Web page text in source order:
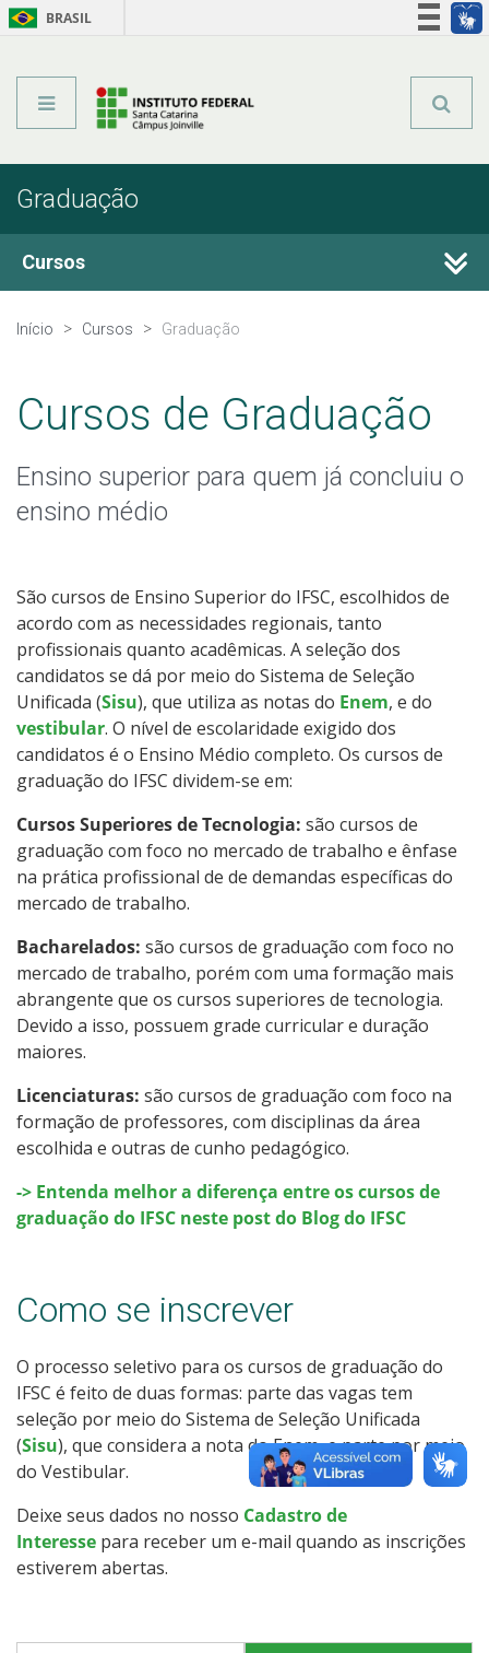
BRASIL
Graduação
Cursos
Técnicos Integrados
Técnicos Subsequentes
Qualificação Profissional e Idiomas
Especialização
Educação a Distância
Todos os cursos
Processo de Inscrição
Resultados
Resultados Vagas Remanescentes
Como posso estudar no IFSC?
Calendário de inscrições
Processos Seletivos
Inscrições e acompanhamento
Vagas em Regime Especial
Provas e Gabaritos
Estatísticas dos Processos Seletivos
Início Cursos Graduação
Cursos de Graduação
Ensino superior para quem já concluiu o
ensino médio
São cursos de Ensino Superior do IFSC, escolhidos de
acordo com as necessidades regionais, tanto
profissionais quanto acadêmicas. A seleção dos
candidatos se dá por meio do Sistema de Seleção
Unificada (Sisu), que utiliza as notas do Enem, e do
vestibular. O nível de escolaridade exigido dos
candidatos é o Ensino Médio completo. Os cursos de
graduação do IFSC dividem-se em:
Cursos Superiores de Tecnologia: são cursos de
graduação com foco no mercado de trabalho e ênfase
na prática profissional de de demandas específicas do
mercado de trabalho.
Bacharelados: são cursos de graduação com foco no
mercado de trabalho, porém com uma formação mais
abrangente que os cursos superiores de tecnologia.
Devido a isso, possuem grade curricular e duração
maiores.
Licenciaturas: são cursos de graduação com foco na
formação de professores, com disciplinas da área
escolhida e outras de cunho pedagógico.
-> Entenda melhor a diferença entre os cursos de
graduação do IFSC neste post do Blog do IFSC
Como se inscrever
O processo seletivo para os cursos de graduação do
IFSC é feito de duas formas: parte das vagas tem
seleção por meio do Sistema de Seleção Unificada
(Sisu), que considera a nota do Enem, e parte por meio
do Vestibular.
Deixe seus dados no nosso Cadastro de
Interesse para receber um e-mail quando as inscrições
estiverem abertas.